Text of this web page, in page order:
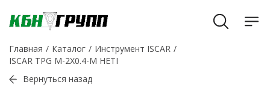
Главная Каталог
Инструмент ISCAR
ISCAR TPG M-2X0.4-M HETI
Вернуться назад